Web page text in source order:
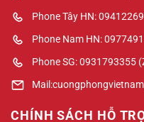
Phone Tây HN:
Phone Nam HN:
Phone SG: 0931793355
CHÍNH SÁCH HỖ